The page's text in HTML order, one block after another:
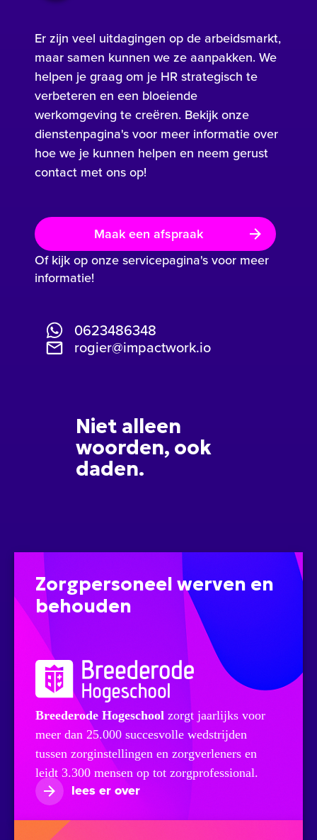
Er zijn veel uitdagingen op de arbeidsmarkt,
maar samen kunnen we ze aanpakken. We
helpen je graag om je HR strategisch te
verbeteren en een bloeiende
werkomgeving te creëren. Bekijk onze
dienstenpagina's voor meer informatie over
hoe we je kunnen helpen en neem gerust
contact met ons op!
Maak een afspraak
Of kijk op onze servicepagina's voor meer
informatie!
0623486348
rogier@impactwork.io
Niet alleen
woorden, ook
daden.
Zorgpersoneel werven en
behouden
Breederode Hogeschool zorgt jaarlijks voor
meer dan 25.000 succesvolle wedstrijden
tussen zorginstellingen en zorgverleners en
leidt 3.300 mensen op tot zorgprofessional.
lees er over